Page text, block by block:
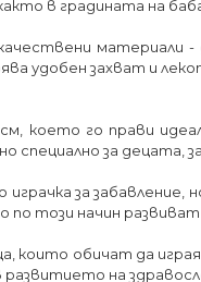
в градината на
материали
удобен захват и
което го прави
специално за децата,
играчка за
по този начин
които обичат да
на